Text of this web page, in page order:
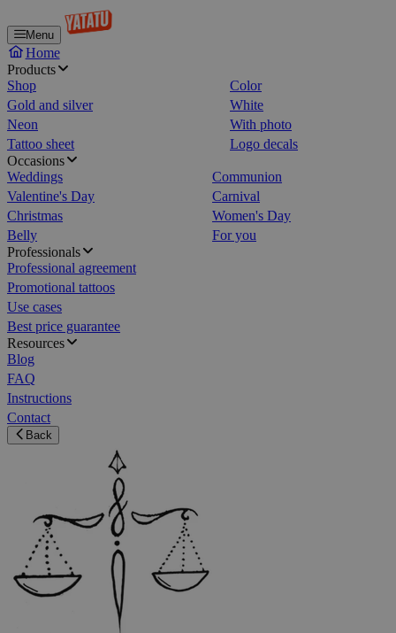
Menu
Home
Products
Shop
Color
Gold and silver
White
Neon
With photo
Tattoo sheet
Logo decals
Occasions
Weddings
Communion
Valentine's Day
Carnival
Christmas
Women's Day
Belly
For you
Professionals
Professional agreement
Promotional tattoos
Use cases
Best price guarantee
Resources
Blog
FAQ
Instructions
Contact
Back